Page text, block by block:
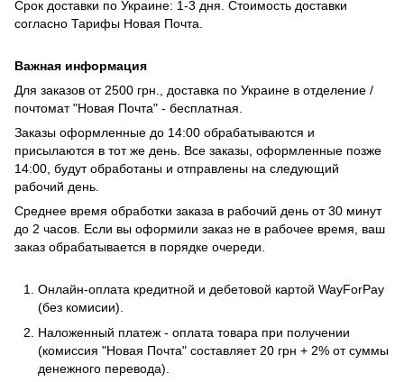
Срок доставки по Украине: 1-3 дня. Стоимость доставки
согласно Тарифы Новая Почта
Важная информация
Для заказов от 2500 грн., доставка по Украине в отделение /
почтомат "Новая Почта" - бесплатная.
Заказы оформленные до 14:00 обрабатываются и
присылаются в тот же день. Все заказы, оформленные позже
14:00, будут обработаны и отправлены на следующий
рабочий день.
Среднее время обработки заказа в рабочий день от 30 минут
до 2 часов. Если вы оформили заказ не в рабочее время, ваш
заказ обрабатывается в порядке очереди.
Онлайн-оплата кредитной и дебетовой картой WayForPay
(без комисии).
Наложенный платеж - оплата товара при получении
(комиссия "Новая Почта" составляет 20 грн + 2% от суммы
денежного перевода).